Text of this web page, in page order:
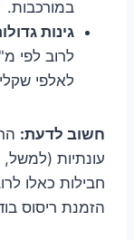
במורכבות.
גינות גדולות
לרוב לפי
לאלפי
חשוב לדעת:
חבילות כאלו
הזמנת ריסוס